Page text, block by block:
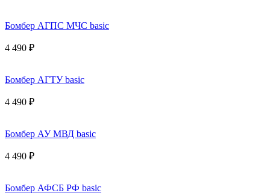
Бомбер АГПС МЧС basic
4 490 ₽
Бомбер АГТУ basic
4 490 ₽
Бомбер АУ МВД basic
4 490 ₽
Бомбер АФСБ РФ basic